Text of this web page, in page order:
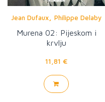
Jean Dufaux, Philippe Delaby
Murena 02: Pijeskom i
krvlju
11,81 €